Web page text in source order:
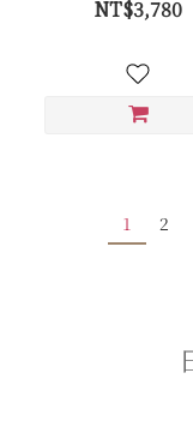
NT$3,780
1 2